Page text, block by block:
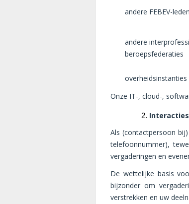
andere FEBEV-leden
andere
beroepsfederaties
overheidsinstanties
Onze IT-, cloud-,
Als (contactpersoon
telefoonnummer),
vergaderingen en
De wettelijke basis
bijzonder om
verstrekken en uw